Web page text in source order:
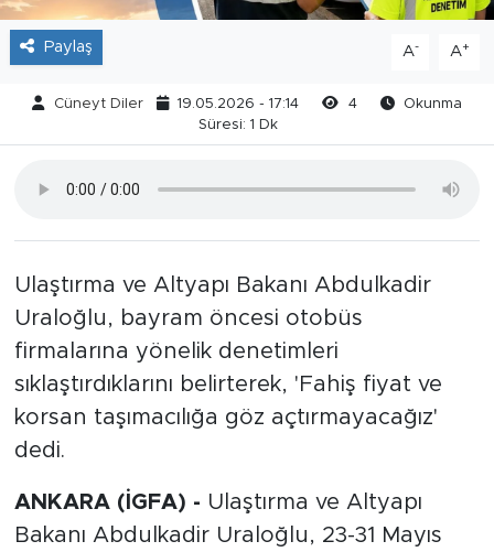
Paylaş A- A+
Cüneyt Diler 19.05.2026 - 17:14 4
Okunma
Süresi: 1 Dk
Ulaştırma ve Altyapı Bakanı Abdulkadir
Uraloğlu, bayram öncesi otobüs
firmalarına yönelik denetimleri
sıklaştırdıklarını belirterek, 'Fahiş fiyat ve
korsan taşımacılığa göz açtırmayacağız'
dedi.
ANKARA (İGFA) - Ulaştırma ve Altyapı
Bakanı Abdulkadir Uraloğlu, 23-31 Mayıs